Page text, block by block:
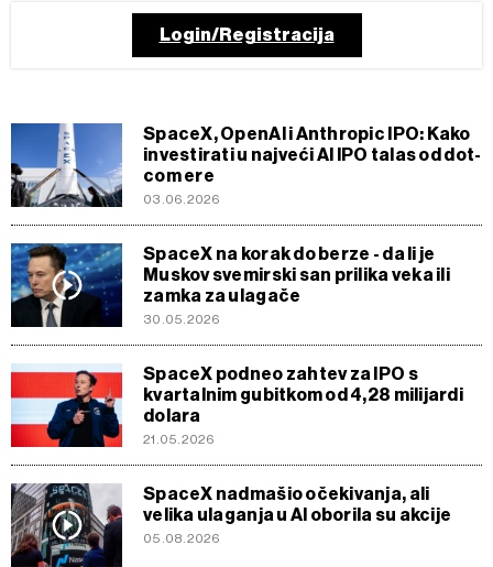
Login/Registracija
SpaceX, OpenAI i Anthropic IPO: Kako
investirati u najveći AI IPO talas od dot-
com ere
03.06.2026
SpaceX na korak do berze - da li je
Muskov svemirski san prilika veka ili
zamka za ulagače
30.05.2026
SpaceX podneo zahtev za IPO s
kvartalnim gubitkom od 4,28 milijardi
dolara
21.05.2026
SpaceX nadmašio očekivanja, ali
velika ulaganja u AI oborila su akcije
05.08.2026